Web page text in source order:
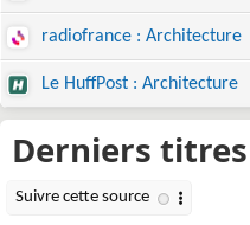
radiofrance : Architecture
Le HuffPost : Architecture